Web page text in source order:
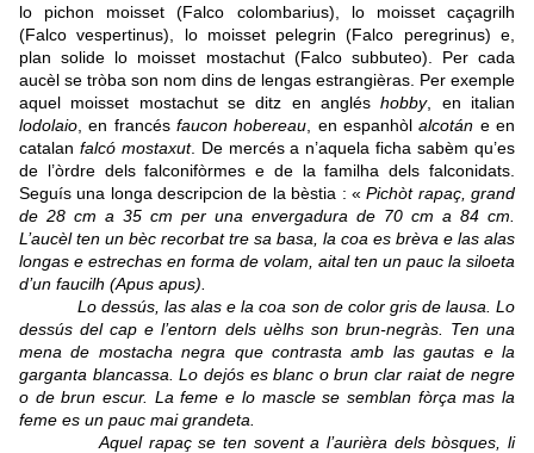
lo pichon moisset (Falco colombarius), lo moisset caçagrilh
(Falco vespertinus), lo moisset pelegrin (Falco peregrinus) e,
plan solide lo moisset mostachut (Falco subbuteo). Per cada
aucèl se tròba son nom dins de lengas estrangièras. Per exemple
aquel moisset mostachut se ditz en angléshobby, en italian
lodolaio , en francés faucon hobereau , en espanhòlalcotán e en
catalan falcó mostaxut. De mercés a n’aquela ficha sabèm qu’es
de l’òrdre dels falconifòrmes e de la familha dels falconidats.
Seguís una longa descripcion de la bèstia : «Pichòt rapaç, grand
de 28 cm a 35 cm per una envergadura de 70 cm a 84 cm.
L’aucèl ten un bèc recorbat tre sa basa, la coa es brèva e las alas
longas e estrechas en forma de volam, aital ten un pauc la siloeta
d’un faucilh (Apus apus).
Lo dessús, las alas e la coa son de color gris de lausa. Lo
dessús del cap e l’entorn dels uèlhs son brun-negràs. Ten una
mena de mostacha negra que contrasta amb las gautas e la
garganta blancassa. Lo dejós es blanc o brun clar raiat de negre
o de brun escur. La feme e lo mascle se semblan fòrça mas la
feme es un pauc mai grandeta.
Aquel rapaç se ten sovent a l’aurièra dels bòsques, li